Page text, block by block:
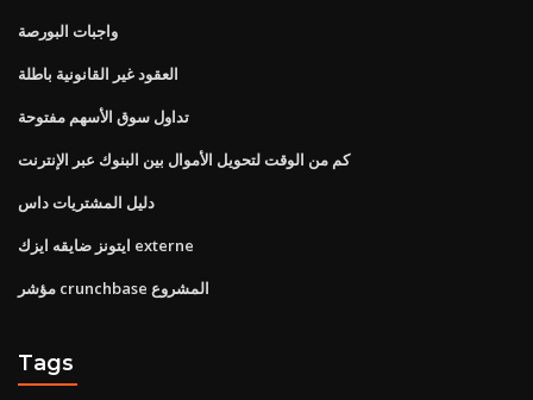
واجبات البورصة
العقود غير القانونية باطلة
تداول سوق الأسهم مفتوحة
كم من الوقت لتحويل الأموال بين البنوك عبر الإنترنت
دليل المشتريات داس
ايتونز ضايقه ايزك externe
مؤشر crunchbase المشروع
Tags